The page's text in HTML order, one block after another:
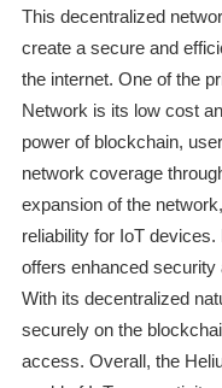
This decentralized
create a secure and
the internet. One of the
Network is its low cost
power of blockchain,
network coverage
expansion of the
reliability for IoT
offers enhanced
With its decentralized
securely on the
access. Overall, the